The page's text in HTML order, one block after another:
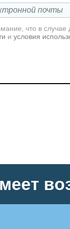
что в
и условия